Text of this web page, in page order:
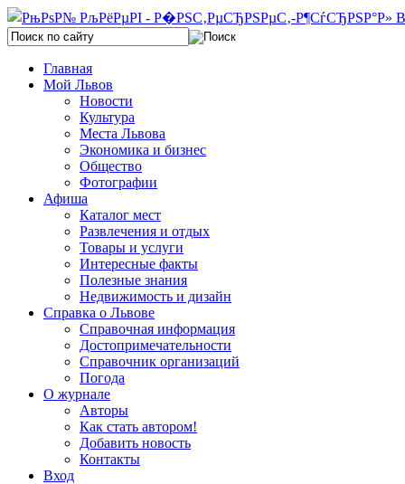
Главная
Мой Львов
Новости
Культура
Места Львова
Экономика и бизнес
Общество
Фотографии
Афиша
Каталог мест
Развлечения и отдых
Товары и услуги
Интересные факты
Полезные знания
Недвижимость и дизайн
Справка о Львове
Справочная информация
Достопримечательности
Справочник организаций
Погода
О журнале
Авторы
Как стать автором!
Добавить новость
Контакты
Вход